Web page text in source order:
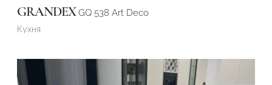
GRANDEXGQ 538 Art Deco
Кухня